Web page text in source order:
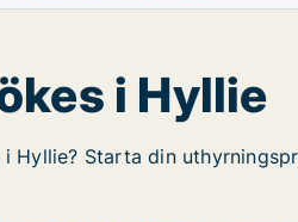
i Hyllie
Hyllie? Starta din